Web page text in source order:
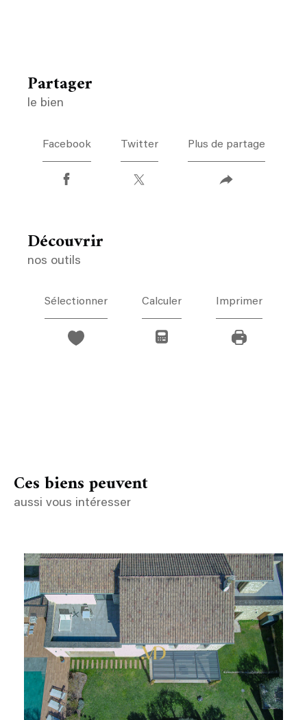
partager
le bien
Facebook Twitter Plus de partage
découvrir
nos outils
Sélectionner Calculer Imprimer
Ces biens peuvent
aussi vous intéresser